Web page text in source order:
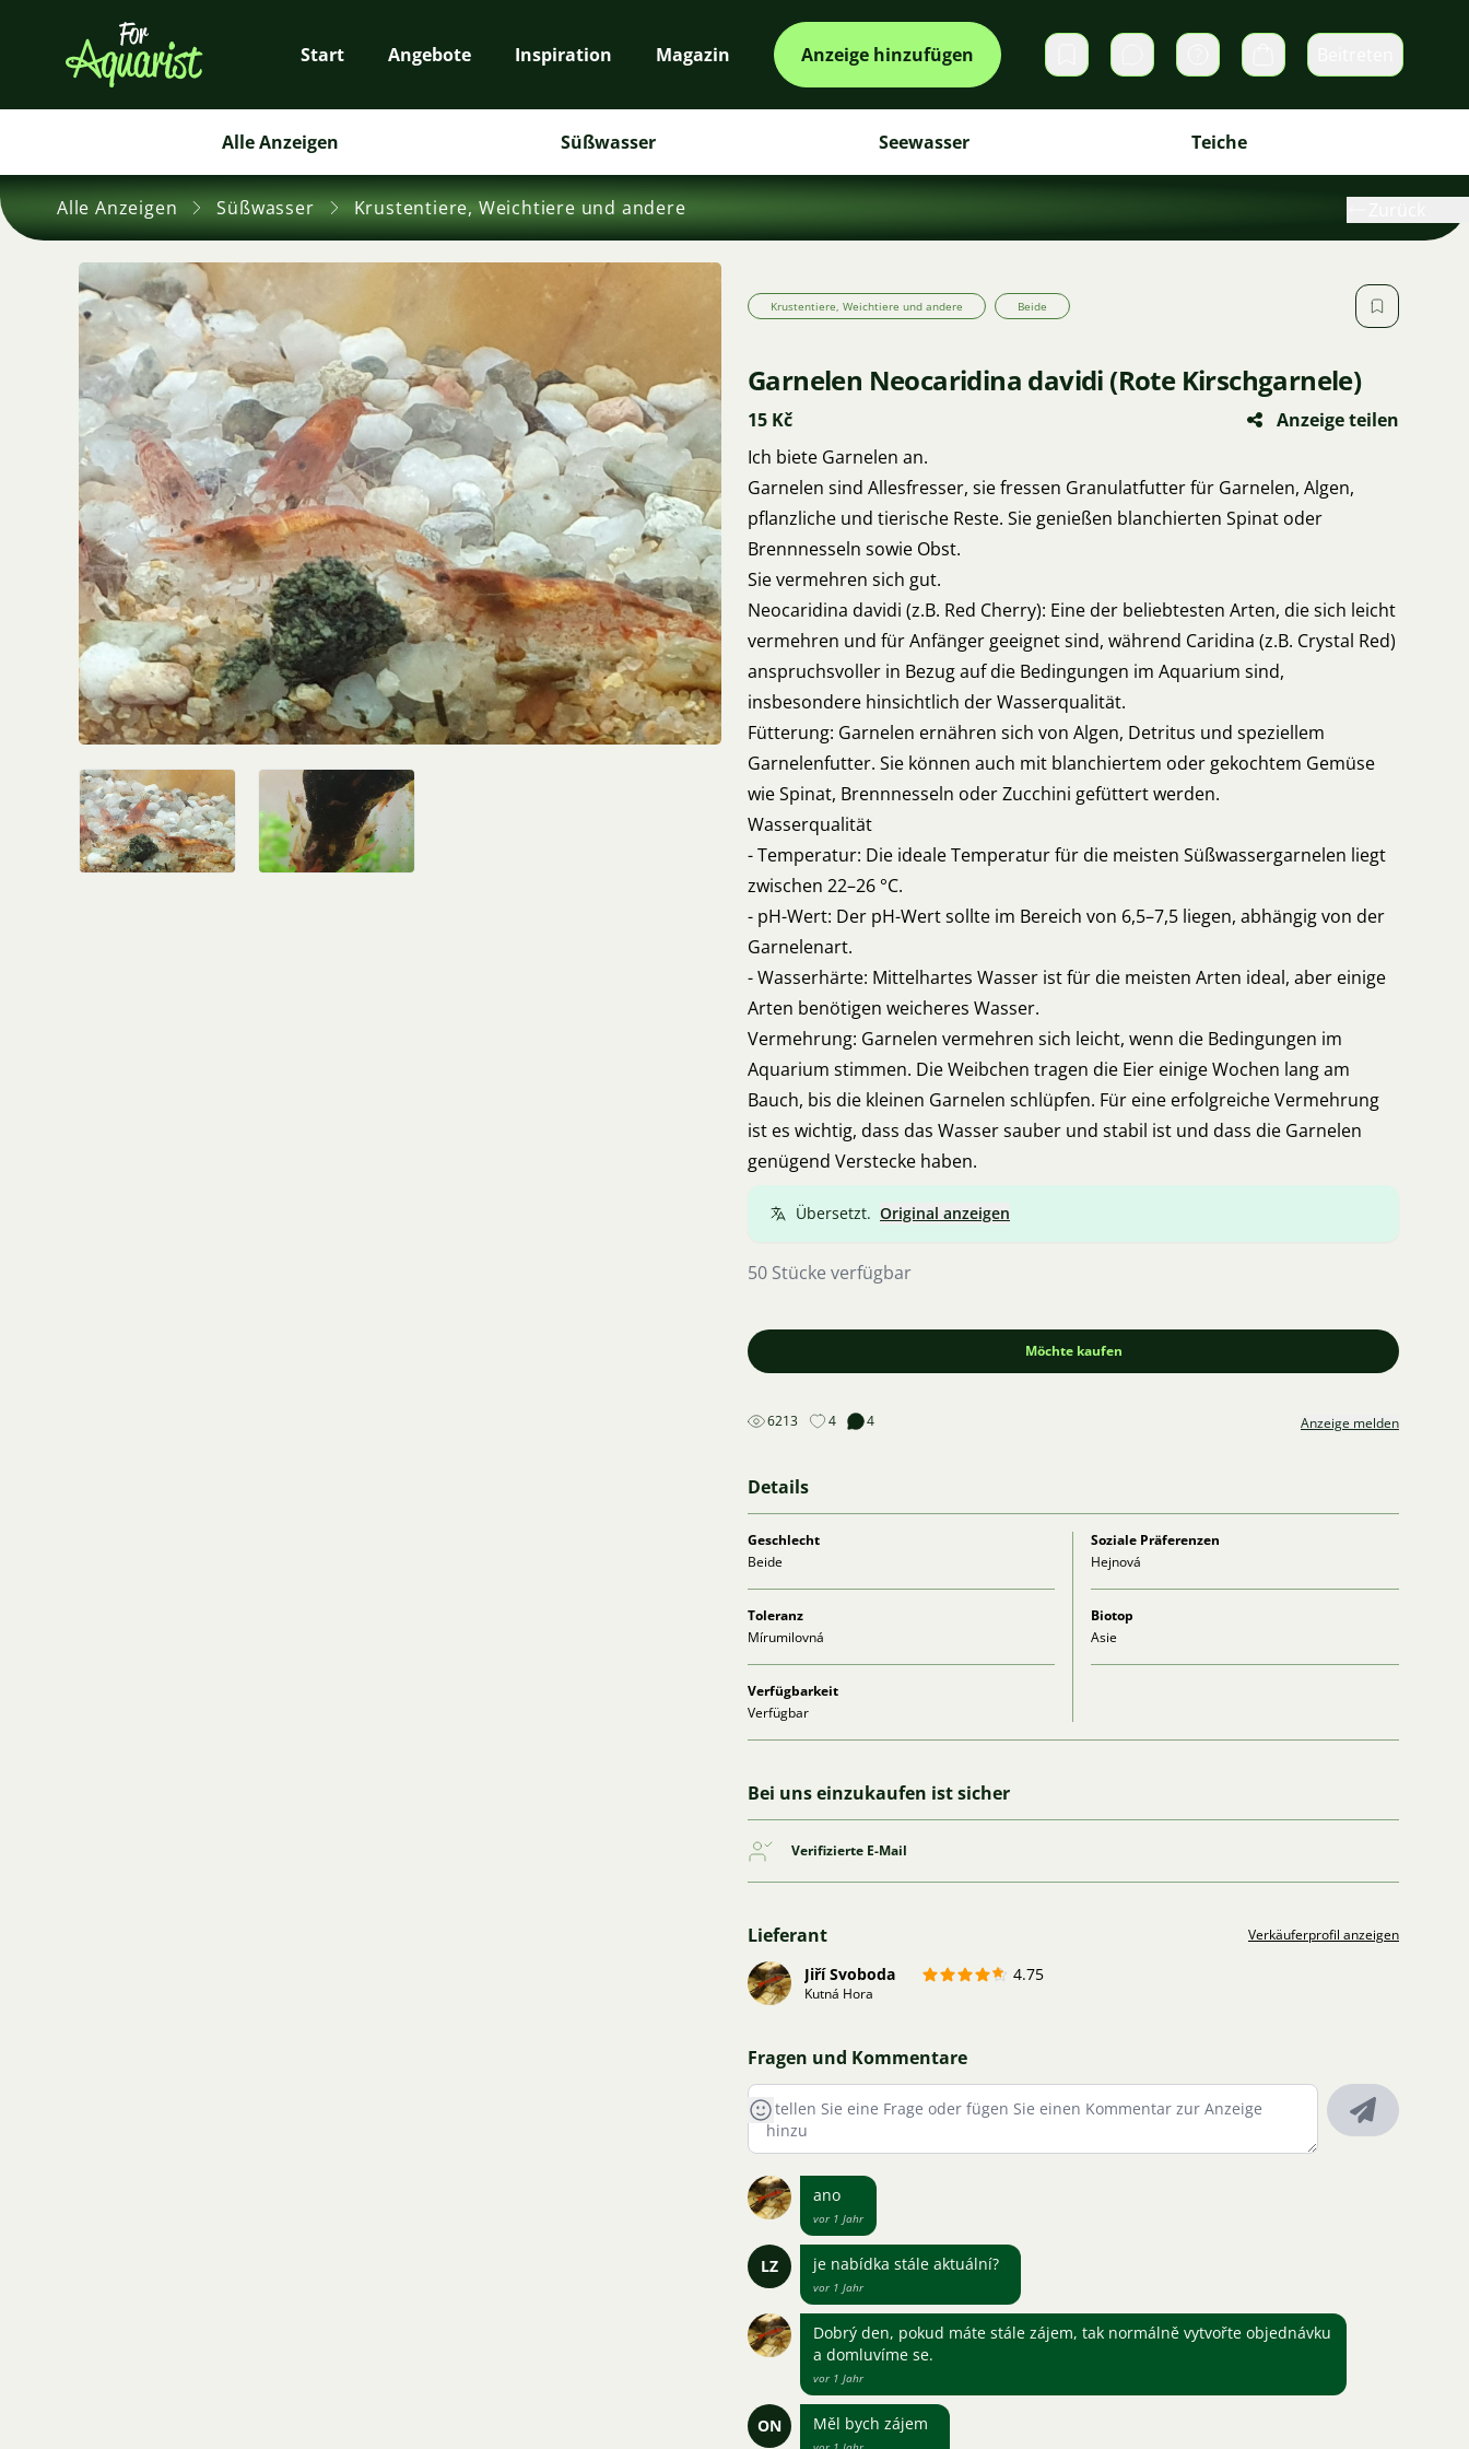
Start Angebote Inspiration Magazin Anzeige hinzufügen DirektnachrichtenWarenkorb
Alle Anzeigen Süßwasser Seewasser Teiche
Alle Anzeigen Süßwasser Krustentiere, Weichtiere und andere
Krustentiere, Weichtiere und andere Beide
Garnelen Neocaridina davidi (Rote Kirschgarnele)
15 Kč
Anzeige teilen
Ich biete Garnelen an.
Garnelen sind Allesfresser, sie fressen Granulatfutter für Garnelen, Algen,
pflanzliche und tierische Reste. Sie genießen blanchierten Spinat oder
Brennnesseln sowie Obst.
Sie vermehren sich gut.
Neocaridina davidi (z.B. Red Cherry): Eine der beliebtesten Arten, die sich leicht
vermehren und für Anfänger geeignet sind, während Caridina (z.B. Crystal Red)
anspruchsvoller in Bezug auf die Bedingungen im Aquarium sind,
insbesondere hinsichtlich der Wasserqualität.
Fütterung: Garnelen ernähren sich von Algen, Detritus und speziellem
Garnelenfutter. Sie können auch mit blanchiertem oder gekochtem Gemüse
wie Spinat, Brennnesseln oder Zucchini gefüttert werden.
Wasserqualität
- Temperatur: Die ideale Temperatur für die meisten Süßwassergarnelen liegt
zwischen 22–26 °C.
- pH-Wert: Der pH-Wert sollte im Bereich von 6,5–7,5 liegen, abhängig von der
Garnelenart.
- Wasserhärte: Mittelhartes Wasser ist für die meisten Arten ideal, aber einige
Arten benötigen weicheres Wasser.
Vermehrung: Garnelen vermehren sich leicht, wenn die Bedingungen im
Aquarium stimmen. Die Weibchen tragen die Eier einige Wochen lang am
Bauch, bis die kleinen Garnelen schlüpfen. Für eine erfolgreiche Vermehrung
ist es wichtig, dass das Wasser sauber und stabil ist und dass die Garnelen
genügend Verstecke haben.
Übersetzt. Original anzeigen
50 Stücke verfügbar
Möchte kaufen
6213 4 4 Anzeige melden
Details
Geschlecht
Beide
Soziale Präferenzen
Hejnová
Toleranz
Mírumilovná
Biotop
Asie
Verfügbarkeit
Verfügbar
Bei uns einzukaufen ist sicher
Verifizierte E-Mail
Lieferant Verkäuferprofil anzeigen
Jiří Svoboda 4.75
Kutná Hora
Fragen und Kommentare
ano
vor 1 Jahr
LZ je nabídka stále aktuální?
vor 1 Jahr
Dobrý den, pokud máte stále zájem, tak normálně vytvořte objednávku
a domluvíme se.
vor 1 Jahr
ON Měl bych zájem